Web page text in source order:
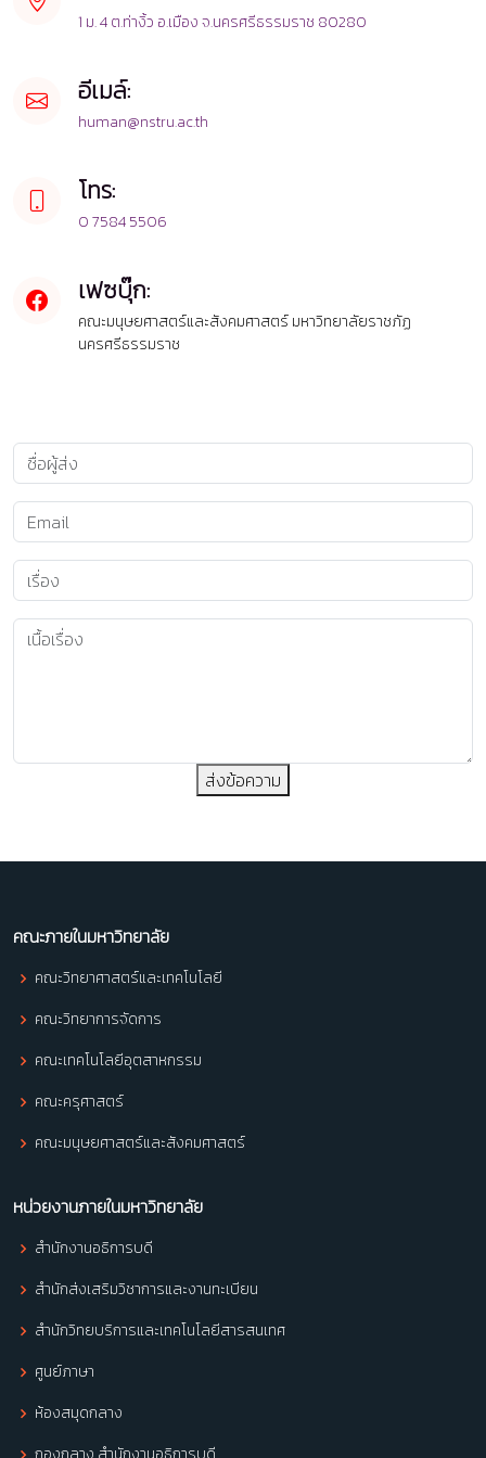
1 ม. 4 ต.ท่างิ้ว อ.เมือง จ.นครศรีธรรมราช 80280
อีเมล์:
human@nstru.ac.th
โทร:
0 7584 5506
เฟซบุ๊ก:
คณะมนุษยศาสตร์และสังคมศาสตร์ มหาวิทยาลัยราชภัฏ
นครศรีธรรมราช
ส่งข้อความ
คณะภายในมหาวิทยาลัย
คณะวิทยาศาสตร์และเทคโนโลยี
คณะวิทยาการจัดการ
คณะเทคโนโลยีอุตสาหกรรม
คณะครุศาสตร์
คณะมนุษยศาสตร์และสังคมศาสตร์
หน่วยงานภายในมหาวิทยาลัย
สำนักงานอธิการบดี
สำนักส่งเสริมวิชาการและงานทะเบียน
สำนักวิทยบริการและเทคโนโลยีสารสนเทศ
ศูนย์ภาษา
ห้องสมุดกลาง